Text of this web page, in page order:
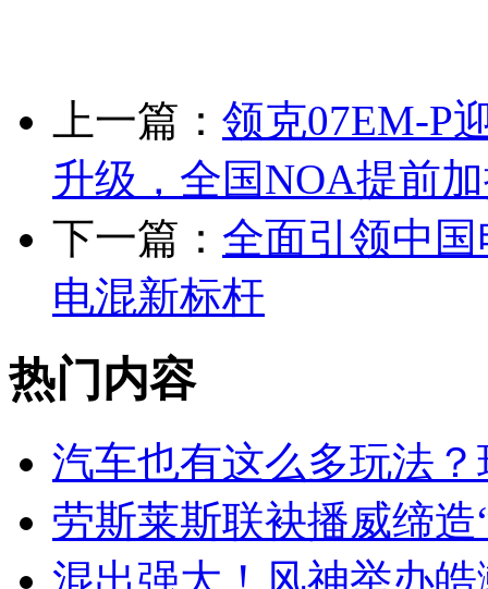
上一篇： 领克07EM-P
升级，全国NOA提前
下一篇： 全面引领中
电混新标杆
热门内容
汽车也有这么多玩法
劳斯莱斯联袂播威缔造
混出强大！风神举办